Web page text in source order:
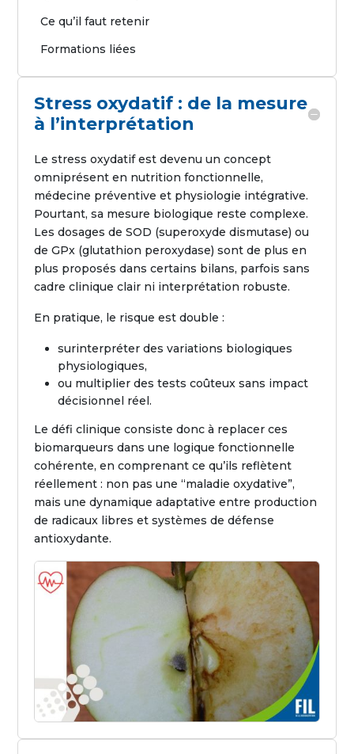
Ce qu’il faut retenir
Formations liées
Stress oxydatif : de la mesure
à l’interprétation
Le stress oxydatif est devenu un concept
omniprésent en nutrition fonctionnelle,
médecine préventive et physiologie intégrative.
Pourtant, sa mesure biologique reste complexe.
Les dosages de SOD (superoxyde dismutase) ou
de GPx (glutathion peroxydase) sont de plus en
plus proposés dans certains bilans, parfois sans
cadre clinique clair ni interprétation robuste.
En pratique, le risque est double :
surinterpréter des variations biologiques
physiologiques,
ou multiplier des tests coûteux sans impact
décisionnel réel.
Le défi clinique consiste donc à replacer ces
biomarqueurs dans une logique fonctionnelle
cohérente, en comprenant ce qu’ils reflètent
réellement : non pas une “maladie oxydative”,
mais une dynamique adaptative entre production
de radicaux libres et systèmes de défense
antioxydante.